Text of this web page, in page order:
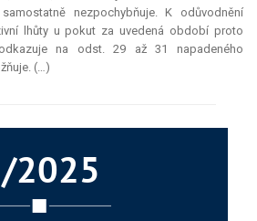
nezpochybňuje. K odůvodnění
lhůty u pokut za uvedená období proto
na odst. 29 až 31 napadeného
(…)